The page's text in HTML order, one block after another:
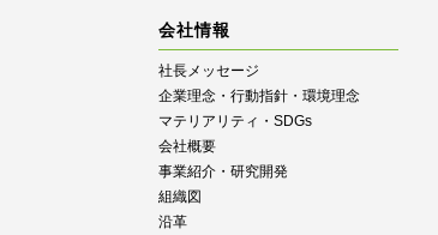
会社情報
社長メッセージ
企業理念・行動指針・環境理念
マテリアリティ・SDGs
会社概要
事業紹介・研究開発
組織図
沿革